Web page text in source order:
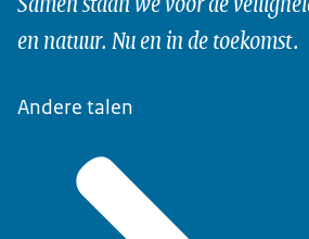
en natuur. Nu en in de toekomst.
Andere talen